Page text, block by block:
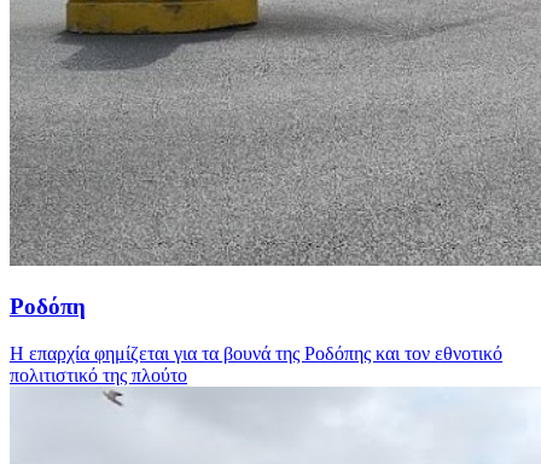
Ροδόπη
Η επαρχία φημίζεται για τα βουνά της Ροδόπης και τον εθνοτικό
πολιτιστικό της πλούτο